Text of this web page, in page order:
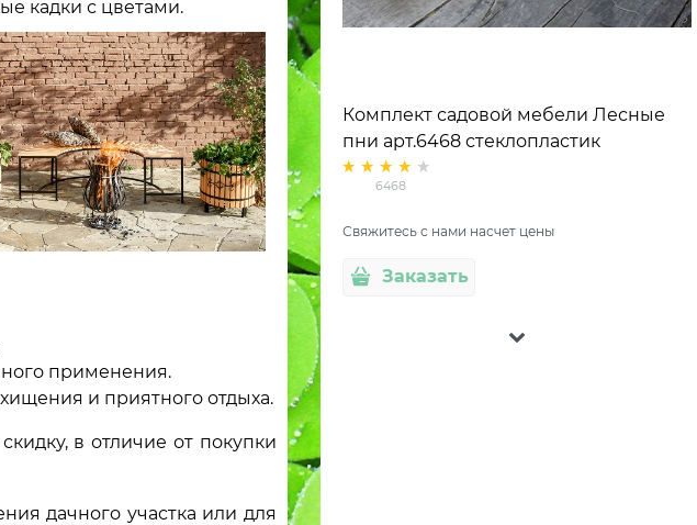
кадки с цветами.
применения.
и приятного отдыха.
в отличие от покупки
дачного участка или для
Комплект садовой мебели Лесные
пни арт.6468 стеклопластик
6468
Свяжитесь с нами насчет цены
Заказать